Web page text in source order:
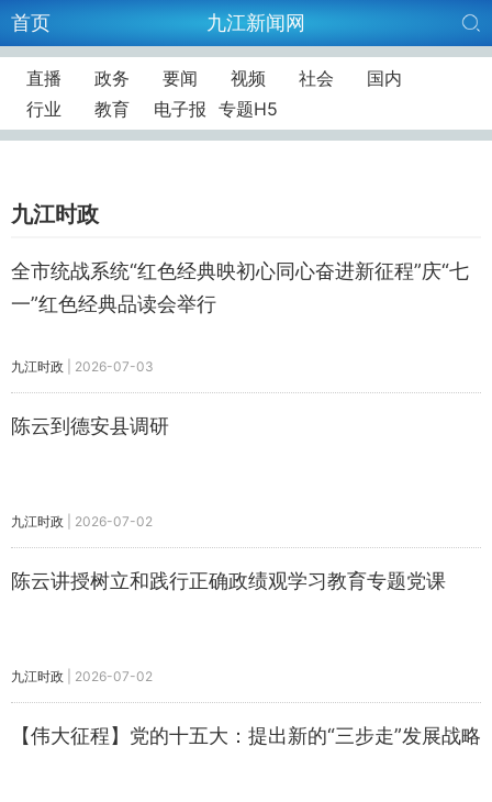
首页 九江新闻网
直播 政务 要闻 视频 社会
国内
行业
教育 电子报 专题H5
九江时政
全市统战系统“红色经典映初心同心奋进新征程”庆“七
一”红色经典品读会举行
九江时政 2026-07-03
陈云到德安县调研
九江时政 2026-07-02
陈云讲授树立和践行正确政绩观学习教育专题党课
九江时政 2026-07-02
【伟大征程】党的十五大：提出新的“三步走”发展战略